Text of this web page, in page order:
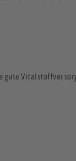
gute